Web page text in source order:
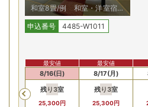
柔らかくとろける特選和牛をメイ
贅沢会席をご提供。夕食だけでな
んに使った優しい和定食の朝食も
和室8畳/例 和室・洋室宿お
まかせにてご用意
申込番号 4485-W1011
Previous
8/16(日)
残り3室
25,300円
最安値
8/17(月)
残り3室
25,300円
最安値